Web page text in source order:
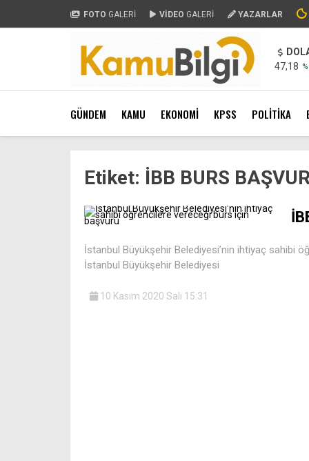
FOTO GALERİ VİDEO GALERİ YAZARLAR
47,18
GÜNDEM KAMU EKONOMİ KPSS POLİTİKA
Etiket: İBB BURS
İstanbul Büyükşehir Belediyesi’nin ihtiyaç sahibi
İstanbul Büyükşehir Belediyesi
10 Kasım 2020 Salı 15:31